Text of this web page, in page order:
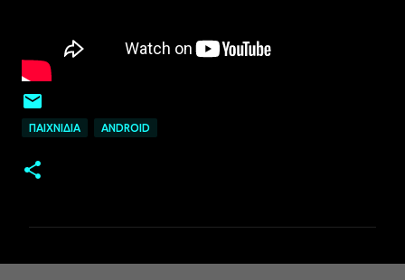
ΠΑΙΧΝΊΔΙΑ ANDROID